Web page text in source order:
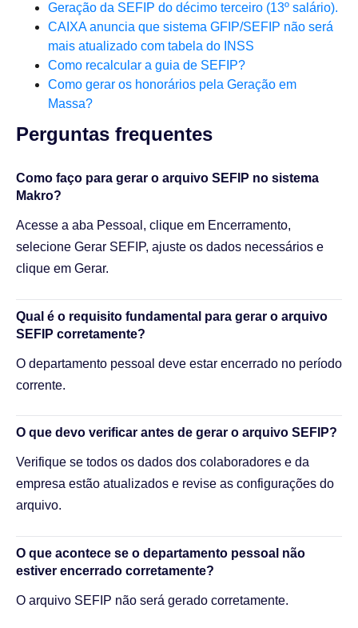
Geração da SEFIP do décimo terceiro (13º salário).
CAIXA anuncia que sistema GFIP/SEFIP não será
mais atualizado com tabela do INSS
Como recalcular a guia de SEFIP?
Como gerar os honorários pela Geração em
Massa?
Perguntas frequentes​
Como faço para gerar o arquivo SEFIP no sistema
Makro?
Acesse a aba Pessoal, clique em Encerramento,
selecione Gerar SEFIP, ajuste os dados necessários e
clique em Gerar.
Qual é o requisito fundamental para gerar o arquivo
SEFIP corretamente?
O departamento pessoal deve estar encerrado no período
corrente.
O que devo verificar antes de gerar o arquivo SEFIP?
Verifique se todos os dados dos colaboradores e da
empresa estão atualizados e revise as configurações do
arquivo.
O que acontece se o departamento pessoal não
estiver encerrado corretamente?
O arquivo SEFIP não será gerado corretamente.